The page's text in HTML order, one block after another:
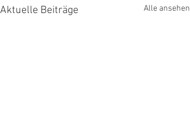
Aktuelle Beiträge Alle ansehen